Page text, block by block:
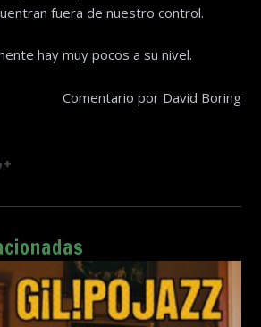
fuera de nuestro control.
hay muy pocos a su nivel.
Comentario por David Boring